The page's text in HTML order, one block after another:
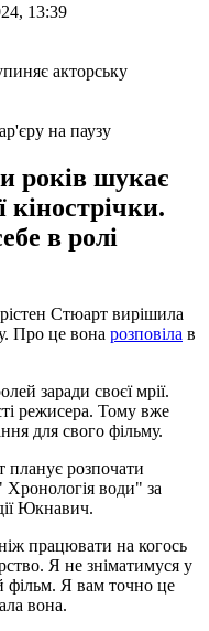
13:39
на паузу
років шукає
кінострічки.
в ролі
Стюарт вирішила
Про це вона розповіла в
заради своєї мрії.
режисера. Тому вже
для свого фільму.
планує розпочати
води" за
Юкнавич.
працювати на когось
Я не зніматимуся у
фільм. Я вам точно це
вона.